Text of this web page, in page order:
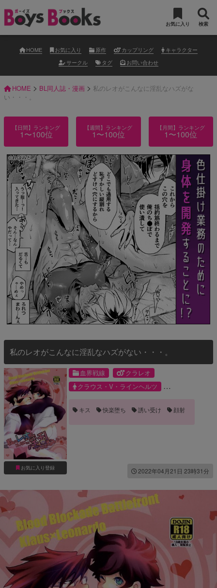
お気に入り 検索
HOME お気に入り 原作 カップリング
キャラクター
サークル
タグ お問い合わせ
HOME > BL同人誌・漫画 > 私のレオがこんなに淫乱なハズがな
い・・・。
【日間】ランキング
1〜100位
【週間】ランキング
1〜100位
【月間】ランキング
1〜100位
私のレオがこんなに淫乱なハズがない・・・。
お気に入り登録
血界戦線
クラレオ
クラウス・V・ラインヘルツ
キス 快楽堕ち 誘い受け 顔射
2022年04月21日 23時31分